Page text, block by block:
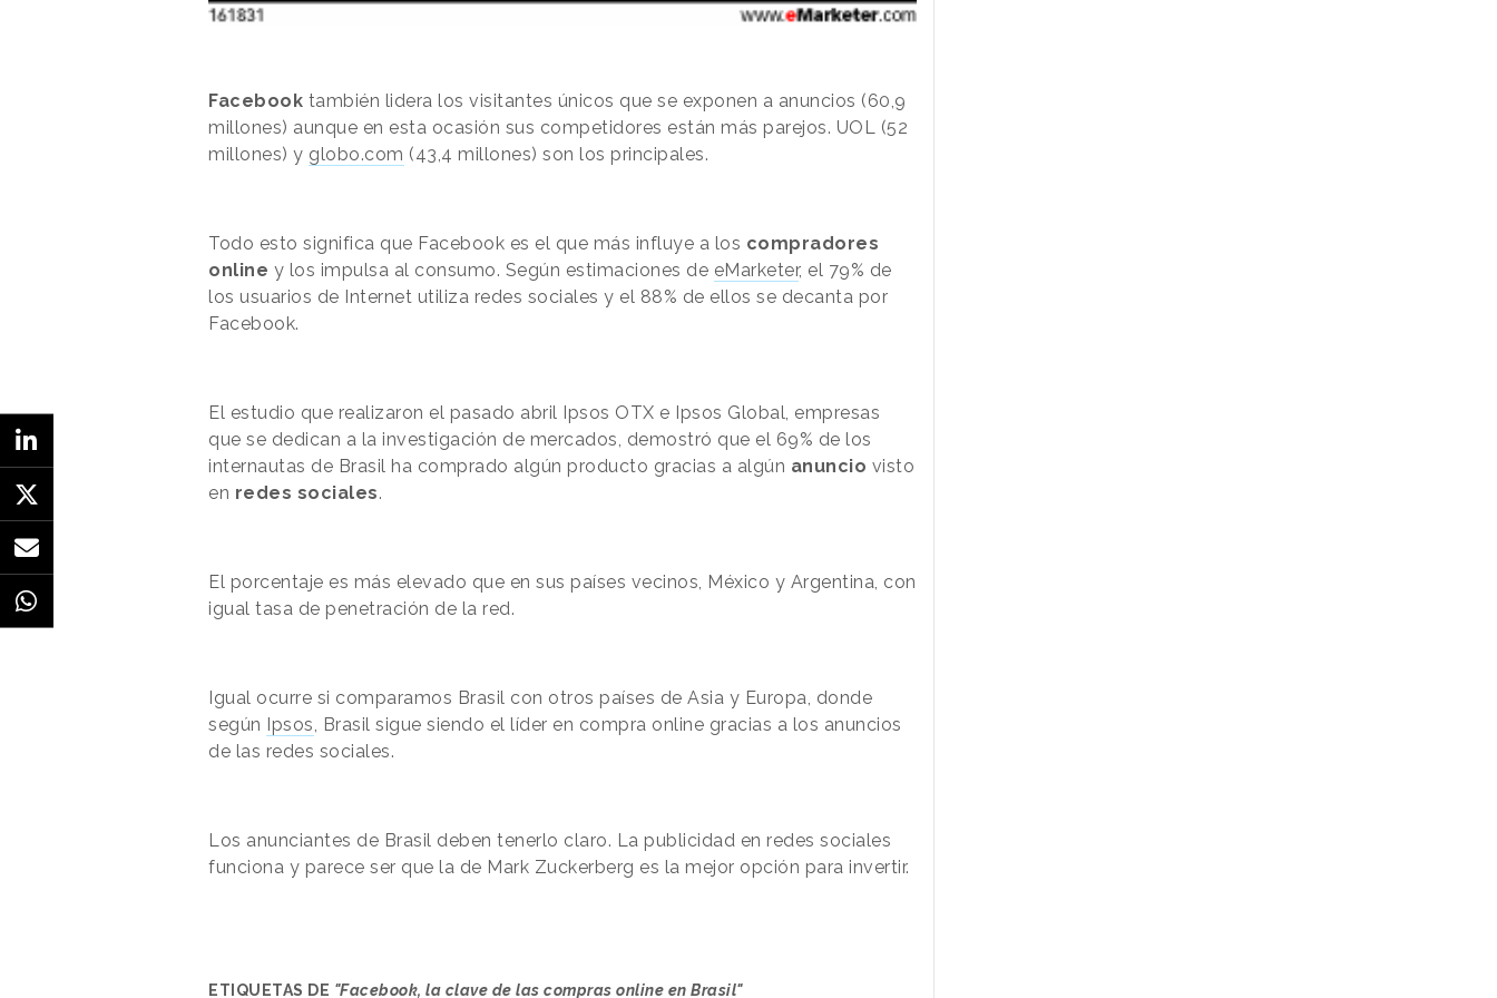
Facebook también lidera los visitantes únicos que se exponen a anuncios (60,9
millones) aunque en esta ocasión sus competidores están más parejos. UOL (52
millones) y globo.com (43,4 millones) son los principales.
Todo esto significa que Facebook es el que más influye a los compradores
online y los impulsa al consumo. Según estimaciones de eMarketer, el 79% de
los usuarios de Internet utiliza redes sociales y el 88% de ellos se decanta por
Facebook.
El estudio que realizaron el pasado abril Ipsos OTX e Ipsos Global, empresas
que se dedican a la investigación de mercados , demostró que el 69% de los
internautas de Brasil ha comprado algún producto gracias a algún anuncio visto
en redes sociales.
El porcentaje es más elevado que en sus países vecinos, México y Argentina, con
igual tasa de penetración de la red.
Igual ocurre si comparamos Brasil con otros países de Asia y Europa, donde
según Ipsos , Brasil sigue siendo el líder en compra online gracias a los anuncios
de las redes sociales.
Los anunciantes de Brasil deben tenerlo claro. La publicidad en redes sociales
funciona y parece ser que la de Mark Zuckerberg es la mejor opción para invertir.
ETIQUETAS DE "Facebook, la clave de las compras online en Brasil"